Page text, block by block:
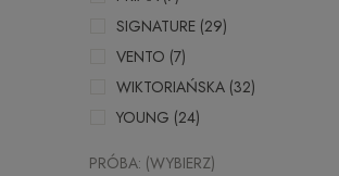
SIGNATURE (29)
VENTO (7)
WIKTORIAŃSKA (32)
YOUNG (24)
PRÓBA: (WYBIERZ)